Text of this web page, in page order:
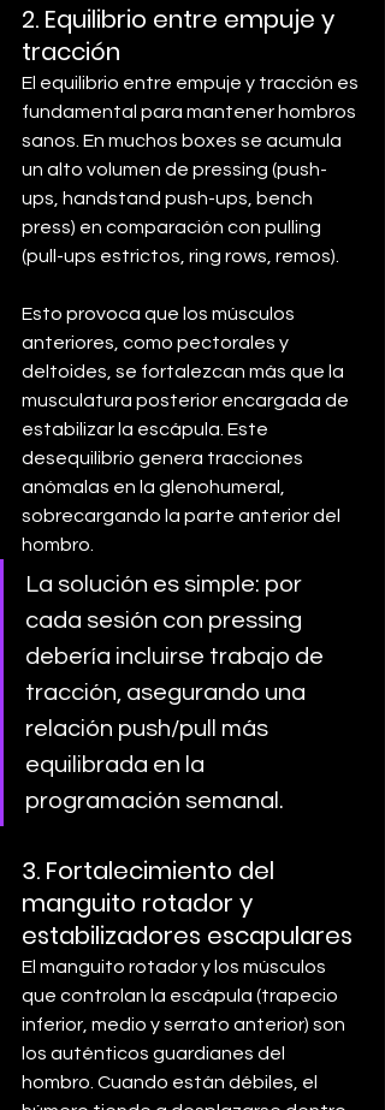
2. Equilibrio entre empuje y
tracción
El equilibrio entre empuje y tracción es
fundamental para mantener hombros
sanos. En muchos boxes se acumula
un alto volumen de pressing (push-
ups, handstand push-ups, bench
press) en comparación con pulling
(pull-ups estrictos, ring rows, remos).
Esto provoca que los músculos
anteriores, como pectorales y
deltoides, se fortalezcan más que la
musculatura posterior encargada de
estabilizar la escápula. Este
desequilibrio genera tracciones
anómalas en la glenohumeral,
sobrecargando la parte anterior del
hombro.
La solución es simple: por
cada sesión con pressing
debería incluirse trabajo de
tracción, asegurando una
relación push/pull más
equilibrada en la
programación semanal.
3. Fortalecimiento del
manguito rotador y
estabilizadores escapulares
El manguito rotador y los músculos
que controlan la escápula (trapecio
inferior, medio y serrato anterior) son
los auténticos guardianes del
hombro. Cuando están débiles, el